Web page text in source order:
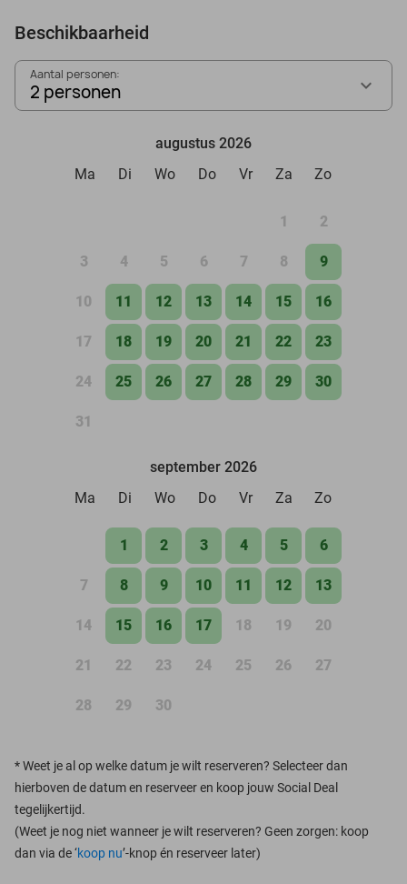
Beschikbaarheid
Aantal personen:
2 personen
augustus 2026
Ma
Di Wo Do Vr Za Zo
1 2
3 4 5 6 7 8 9
10 11 12 13 14 15 16
17 18 19 20 21 22 23
24 25 26 27 28 29 30
31
september 2026
Ma
Di Wo Do Vr Za Zo
1 2 3 4 5 6
7 8 9 10 11 12 13
14 15 16 17 18 19 20
21 22 23 24 25 26 27
28 29 30
*Weet je al op welke datum je wilt reserveren? Selecteer dan
hierboven de datum en reserveer en koop jouw Social Deal
tegelijkertijd.
(Weet je nog niet wanneer je wilt reserveren? Geen zorgen: koop
dan via de ‘koop nu’-knop én reserveer later)